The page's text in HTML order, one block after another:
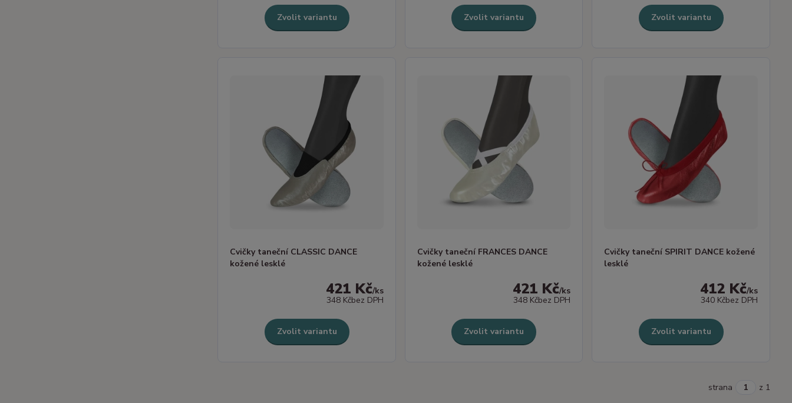
Zvolit variantu Zvolit variantu Zvolit variantu
Cvičky taneční CLASSIC DANCE
kožené lesklé
421 Kč/ks
348 Kčbez DPH
Zvolit variantu
Cvičky taneční FRANCES DANCE
kožené lesklé
421 Kč/ks
348 Kčbez DPH
Zvolit variantu
Cvičky taneční SPIRIT DANCE kožené
lesklé
412 Kč/ks
340 Kčbez DPH
Zvolit variantu
strana z 1